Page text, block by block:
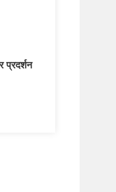
प्रदर्शन